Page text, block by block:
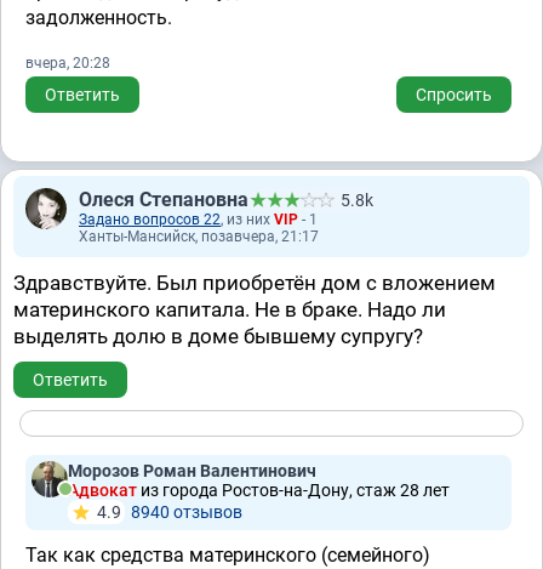
задолженность.
вчера, 20:28
Ответить Спросить
Олеся Степановна 5.8k
Задано вопросов 22, из них VIP - 1
Ханты-Мансийск, позавчера, 21:17
Здравствуйте. Был приобретён дом с вложением
материнского капитала. Не в браке. Надо ли
выделять долю в доме бывшему супругу?
Ответить
Морозов Роман Валентинович
Адвокат из города Ростов-на-Дону, стаж 28 лет
4.9 8940 отзывов
Так как средства материнского (семейного)